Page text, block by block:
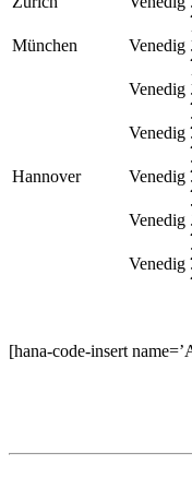
München
Venedig
Venedig
Venedig
Hannover
Venedig
Venedig
Venedig
[hana-code-insert